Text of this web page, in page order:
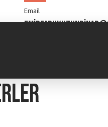
Email